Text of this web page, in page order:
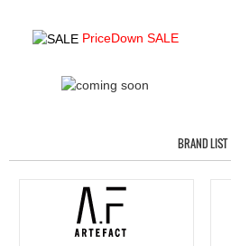
PriceDown SALE
BRAND LIST